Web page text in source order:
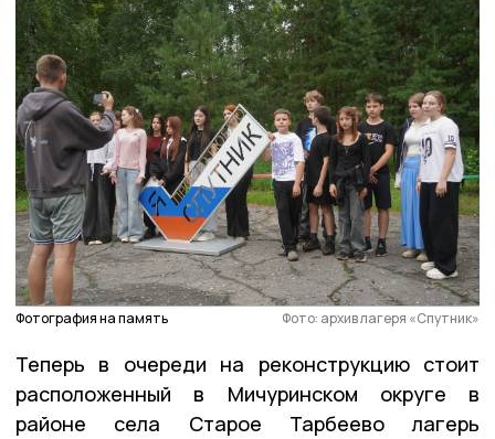
Фотография на память Фото: архив лагеря «Спутник»
Теперь в очереди на реконструкцию стоит
расположенный в Мичуринском округе в
районе села Старое Тарбеево лагерь